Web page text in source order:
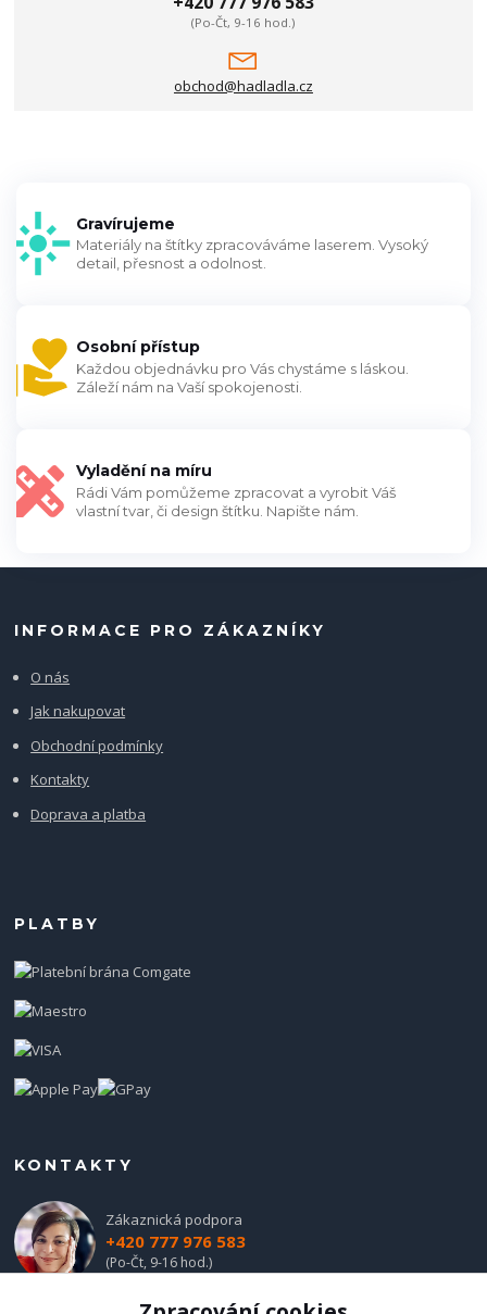
(Po-Čt, 9-16 hod.)
obchod@hadladla.cz
Gravírujeme
Materiály na štítky zpracováváme laserem. Vysoký
detail, přesnost a odolnost.
Osobní přístup
Každou objednávku pro Vás chystáme s láskou.
Záleží nám na Vaší spokojenosti.
Vyladění na míru
Rádi Vám pomůžeme zpracovat a vyrobit Váš
vlastní tvar, či design štítku. Napište nám.
INFORMACE PRO ZÁKAZNÍKY
O nás
Jak nakupovat
Obchodní podmínky
Kontakty
Doprava a platba
PLATBY
KONTAKTY
Zákaznická podpora
+420 777 976 583
(Po-Čt, 9-16 hod.)